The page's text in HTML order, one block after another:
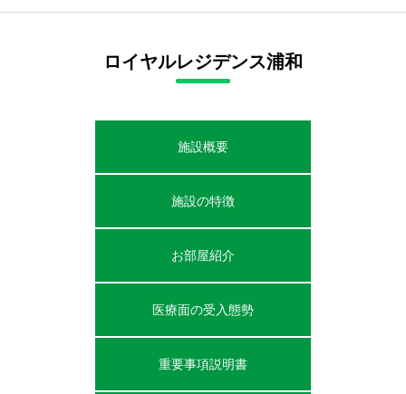
ロイヤルレジデンス浦和
施設概要
施設の特徴
お部屋紹介
医療面の受入態勢
重要事項説明書